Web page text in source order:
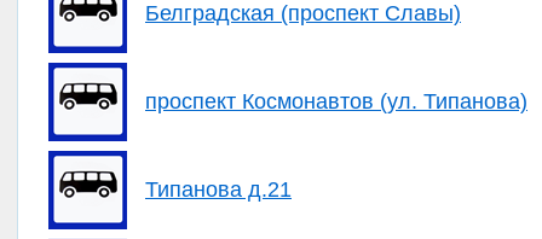
Белградская (проспект Славы)
проспект Космонавтов (ул. Типанова)
Типанова д.21